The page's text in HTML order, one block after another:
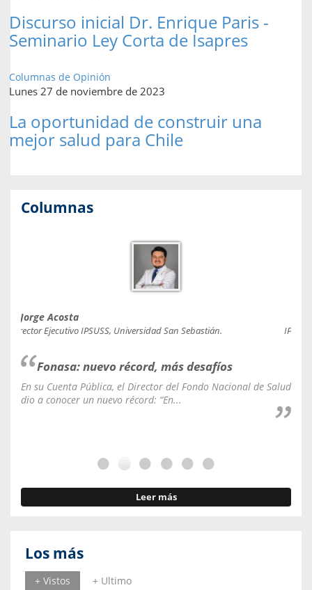
Discurso inicial Dr. Enrique Paris -
Seminario Ley Corta de Isapres
Columnas de Opinión
Lunes 27 de noviembre de 2023
La oportunidad de construir una
mejor salud para Chile
Columnas
Jorge Acosta
Director Ejecutivo IPSUSS, Universidad San Sebastián.
Fonasa: nuevo récord, más desafíos
En su Cuenta Pública, el Director del Fondo Nacional de Salud
dio a conocer un nuevo récord: “En...
Leer más
Los más
+ Vistos + Ultimo